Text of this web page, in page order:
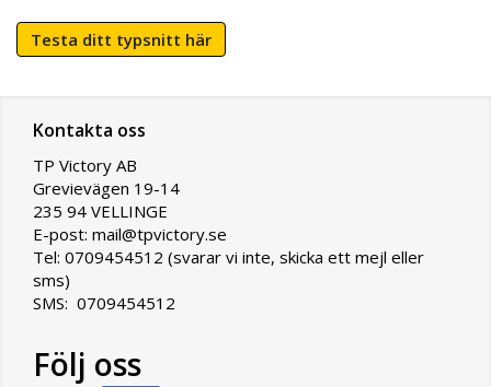
Testa ditt typsnitt här
Kontakta oss
TP Victory AB
Grevievägen 19-14
235 94 VELLINGE
E-post: mail@tpvictory.se
Tel: 0709454512 (svarar vi inte, skicka ett mejl eller
sms)
SMS: 0709454512
Följ oss